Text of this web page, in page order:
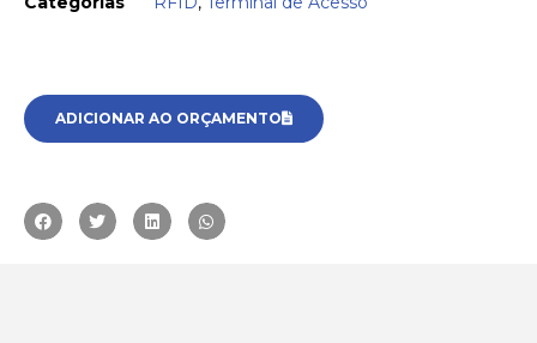
ADICIONAR AO ORÇAMENTO